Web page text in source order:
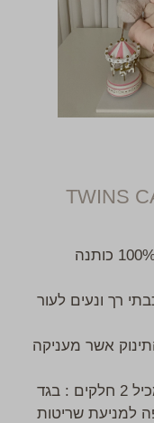
– 2 שמיכות מפנקות ונעימות לתינוק 100% כותנה
רך ונעים לעור
אשר מעניקה
– 4 סטים של ביגוד שכל אחד מהם מכיל 2 חלקים : בגד
למניעת שריטות